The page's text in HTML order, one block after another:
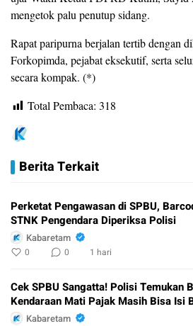
mengetok palu penutup sidang.
​Rapat paripurna berjalan tertib dengan
Forkopimda, pejabat eksekutif, serta
secara kompak. (*)
Total Pembaca: 318
Berita Terkait
Perketat Pengawasan di SPBU,
STNK Pengendara Diperiksa Polisi
Kabaretam
0 0 1 hari
Cek SPBU Sangatta! Polisi Temukan
Kendaraan Mati Pajak Masih Bisa Isi
Kabaretam